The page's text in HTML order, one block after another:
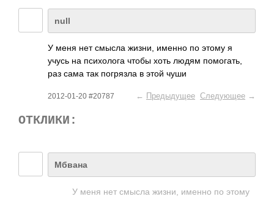
null
У меня нет смысла жизни, именно по этому я
учусь на псих­олога чтобы хоть людям помо­гать,
раз сама так погр­язла в этой чуши
2012-01-20 #20787 ← Предыдущее Следующее →
ОТКЛИКИ:
Мбвана
У меня нет смысла жизни, именно по этому